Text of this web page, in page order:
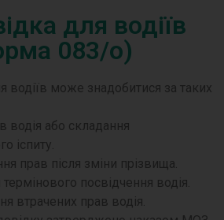
для водіїв
083/о)
водіїв може знадобитися за таких
водія або складання
іспиту.
прав після зміни прізвища.
посвідчення водія.
втрачених прав водія.